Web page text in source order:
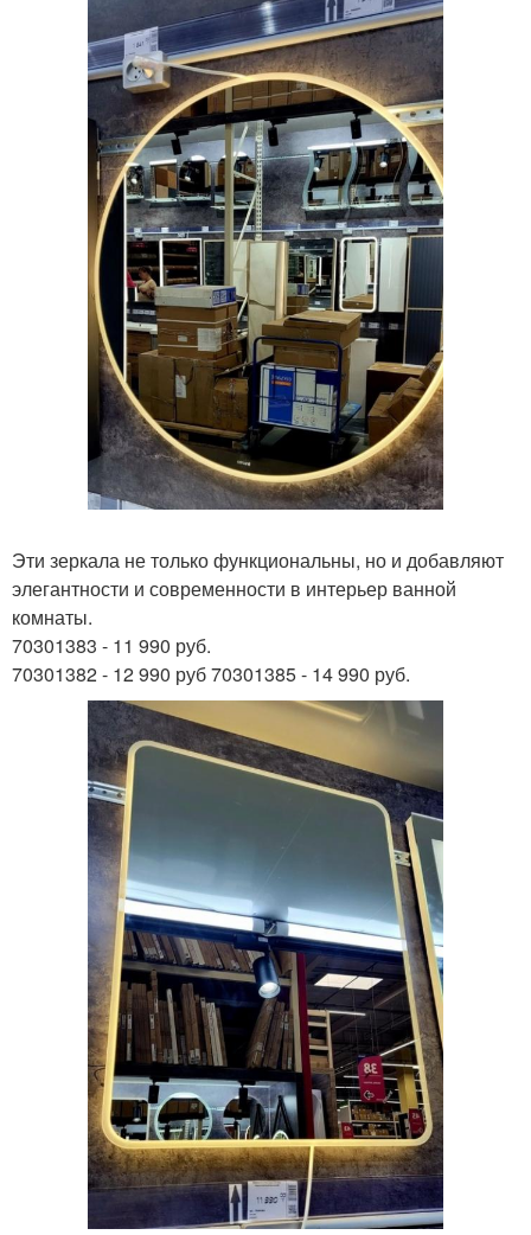
Эти зеркала не только функциональны, но и добавляют
элегантности и современности в интерьер ванной
комнаты.
70301383 - 11 990 руб.
70301382 - 12 990 руб 70301385 - 14 990 руб.